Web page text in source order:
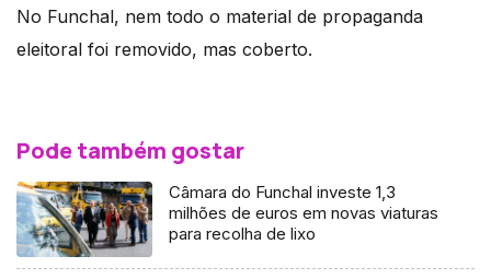
No Funchal, nem todo o material de propaganda
eleitoral foi removido, mas coberto.
Pode também gostar
Câmara do Funchal investe 1,3
milhões de euros em novas viaturas
para recolha de lixo